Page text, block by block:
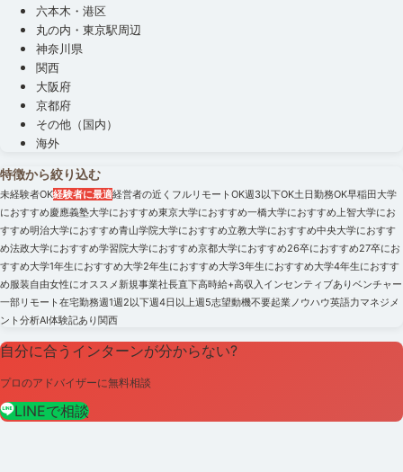
六本木・港区
丸の内・東京駅周辺
神奈川県
関西
大阪府
京都府
その他（国内）
海外
特徴から絞り込む
未経験者OK経験者に最適経営者の近く フルリモートOK週3以下OK土日勤務OK早稲田大学
におすすめ慶應義塾大学におすすめ東京大学におすすめ一橋大学におすすめ上智大学にお
すすめ明治大学におすすめ青山学院大学におすすめ立教大学におすすめ中央大学におすす
め法政大学におすすめ学習院大学におすすめ京都大学におすすめ26卒におすすめ27卒にお
すすめ大学1年生におすすめ大学2年生におすすめ大学3年生におすすめ大学4年生におすす
め服装自由女性にオススメ新規事業社長直下高時給+高収入 インセンティブありベンチャー
一部リモート在宅勤務週1週2以下週4日以上週5志望動機不要起業ノウハウ英語力マネジメ
ント分析AI体験記あり関西
自分に合うインターンが分からない?
プロのアドバイザーに無料相談
LINEで相談